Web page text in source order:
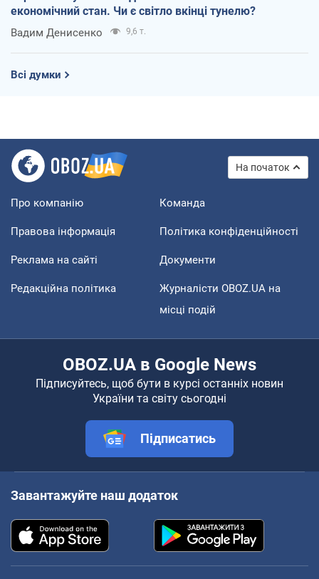
економічний стан. Чи є світло вкінці тунелю?
Вадим Денисенко 9,6 т.
Всі думки
На початок
Про компанію Команда
Правова інформація Політика конфіденційності
Реклама на сайті Документи
Редакційна політика
Журналісти OBOZ.UA на
місці подій
OBOZ.UA в Google News
Підписуйтесь, щоб бути в курсі останніх новин
України та світу сьогодні
Підписатись
Завантажуйте наш додаток